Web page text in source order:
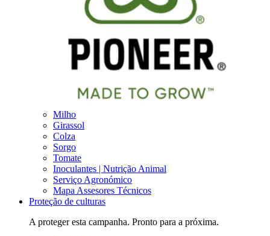
Milho
Girassol
Colza
Sorgo
Tomate
Inoculantes | Nutrição Animal
Serviço Agronómico
Mapa Assesores Técnicos
Proteção de culturas
A proteger esta campanha. Pronto para a próxima.